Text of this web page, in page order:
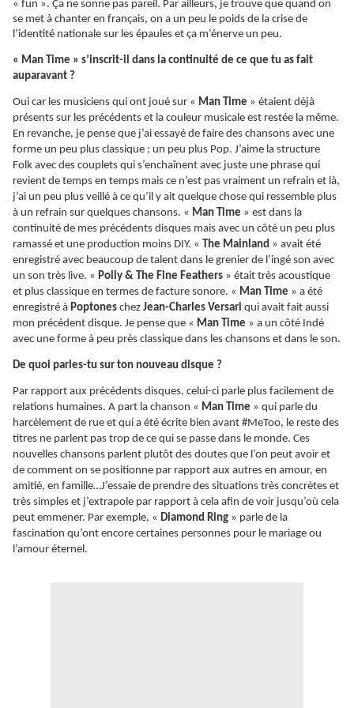
« fun ». Ça ne sonne pas pareil. Par ailleurs, je trouve que quand on
se met à chanter en français, on a un peu le poids de la crise de
l’identité nationale sur les épaules et ça m’énerve un peu.
« Man Time » s’inscrit-il dans la continuité de ce que tu as fait
auparavant ?
Oui car les musiciens qui ont joué sur « Man Time » étaient déjà
présents sur les précédents et la couleur musicale est restée la même.
En revanche, je pense que j’ai essayé de faire des chansons avec une
forme un peu plus classique ; un peu plus Pop. J’aime la structure
Folk avec des couplets qui s’enchaînent avec juste une phrase qui
revient de temps en temps mais ce n’est pas vraiment un refrain et là,
j’ai un peu plus veillé à ce qu’il y ait quelque chose qui ressemble plus
à un refrain sur quelques chansons. « Man Time » est dans la
continuité de mes précédents disques mais avec un côté un peu plus
ramassé et une production moins DIY. « The Mainland » avait été
enregistré avec beaucoup de talent dans le grenier de l’ingé son avec
un son très live. « Polly & The Fine Feathers » était très acoustique
et plus classique en termes de facture sonore. « Man Time » a été
enregistré à Poptones chez Jean-Charles Versari qui avait fait aussi
mon précédent disque. Je pense que « Man Time » a un côté Indé
avec une forme à peu près classique dans les chansons et dans le son.
De quoi parles-tu sur ton nouveau disque ?
Par rapport aux précédents disques, celui-ci parle plus facilement de
relations humaines. A part la chanson « Man Time » qui parle du
harcèlement de rue et qui a été écrite bien avant #MeToo, le reste des
titres ne parlent pas trop de ce qui se passe dans le monde. Ces
nouvelles chansons parlent plutôt des doutes que l’on peut avoir et
de comment on se positionne par rapport aux autres en amour, en
amitié, en famille…J’essaie de prendre des situations très concrètes et
très simples et j’extrapole par rapport à cela afin de voir jusqu’où cela
peut emmener. Par exemple, « Diamond Ring » parle de la
fascination qu’ont encore certaines personnes pour le mariage ou
l’amour éternel.